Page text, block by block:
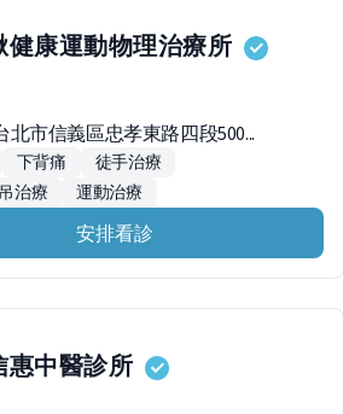
健康運動物理治療所
北市信義區忠孝東路四段500...
下背痛
徒手治療
治療
運動治療
安排看診
惠中醫診所